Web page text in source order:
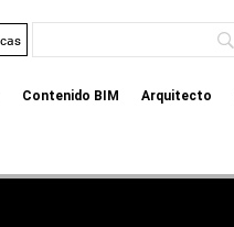
Contenido BIM Arquitecto